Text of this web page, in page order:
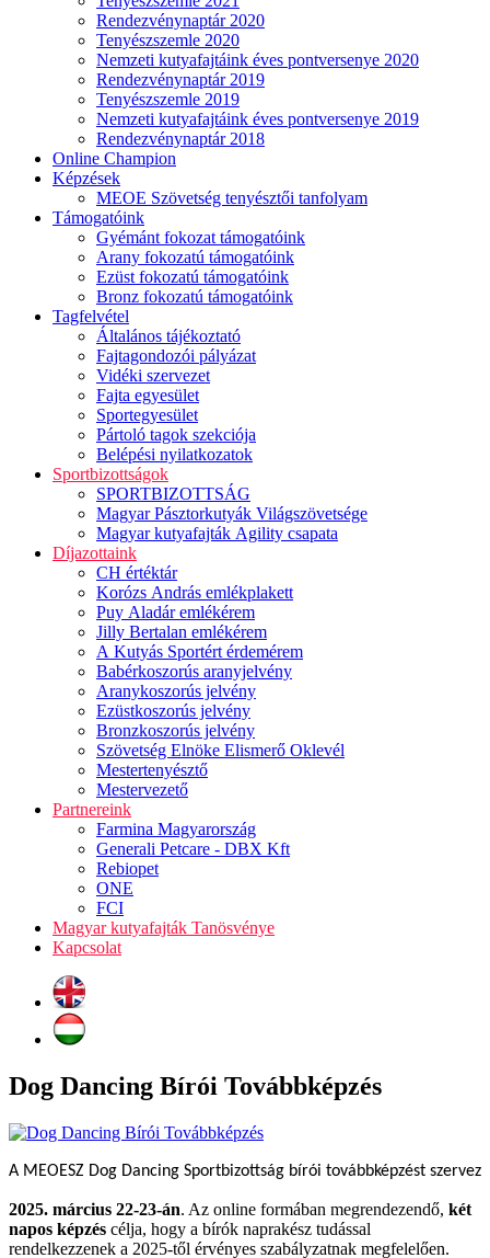
Rendezvénynaptár 2020
Tenyészszemle 2020
Nemzeti kutyafajtáink éves pontversenye 2020
Rendezvénynaptár 2019
Tenyészszemle 2019
Nemzeti kutyafajtáink éves pontversenye 2019
Rendezvénynaptár 2018
Online Champion
Képzések
MEOE Szövetség tenyésztői tanfolyam
Támogatóink
Gyémánt fokozat támogatóink
Arany fokozatú támogatóink
Ezüst fokozatú támogatóink
Bronz fokozatú támogatóink
Tagfelvétel
Általános tájékoztató
Fajtagondozói pályázat
Vidéki szervezet
Fajta egyesület
Sportegyesület
Pártoló tagok szekciója
Belépési nyilatkozatok
Sportbizottságok
SPORTBIZOTTSÁG
Magyar Pásztorkutyák Világszövetsége
Magyar kutyafajták Agility csapata
Díjazottaink
CH értéktár
Korózs András emlékplakett
Puy Aladár emlékérem
Jilly Bertalan emlékérem
A Kutyás Sportért érdemérem
Babérkoszorús aranyjelvény
Aranykoszorús jelvény
Ezüstkoszorús jelvény
Bronzkoszorús jelvény
Szövetség Elnöke Elismerő Oklevél
Mestertenyésztő
Mestervezető
Partnereink
Farmina Magyarország
Generali Petcare - DBX Kft
Rebiopet
ONE
FCI
Magyar kutyafajták Tanösvénye
Kapcsolat
Dog Dancing Bírói Továbbképzés
A MEOESZ Dog Dancing Sportbizottság bírói továbbképzést szervez
2025. március 22-23-án. Az online formában megrendezendő, két
napos képzés célja, hogy a bírók naprakész tudással
rendelkezzenek a 2025-től érvényes szabályzatnak megfelelően.